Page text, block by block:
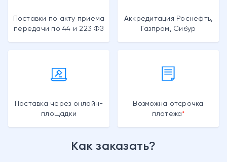
Поставки по акту приема
передачи по 44 и 223 ФЗ
Аккредитация Роснефть,
Газпром, Сибур
Поставка через онлайн-
площадки
Возможна отсрочка
платежа
Как заказать?